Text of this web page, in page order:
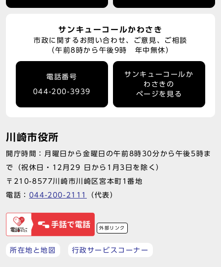
サンキューコールかわさき
市政に関するお問い合わせ、ご意見、ご相談
（午前8時から午後9時 年中無休）
電話番号
044-200-3939
サンキューコールか
わさきの
ページを見る
川崎市役所
開庁時間：月曜日から金曜日の午前8時30分から午後5時ま
で（祝休日・12月29 日から1月3日を除く）
〒210-8577川崎市川崎区宮本町1番地
電話： 044-200-2111 （代表）
外部リンク
所在地と地図 行政サービスコーナー